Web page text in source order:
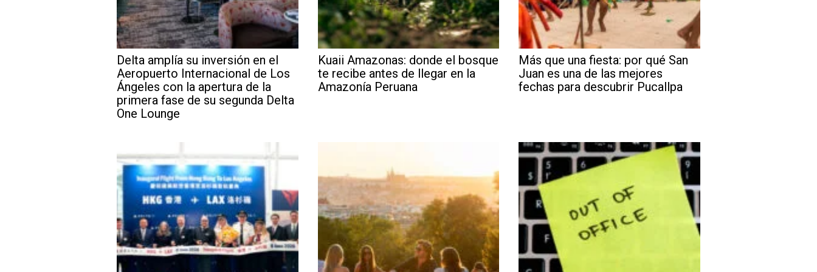
Delta amplía su inversión en el
Aeropuerto Internacional de Los
Ángeles con la apertura de la
primera fase de su segunda Delta
One Lounge
Kuaii Amazonas: donde el bosque
te recibe antes de llegar en la
Amazonía Peruana
Más que una fiesta: por qué San
Juan es una de las mejores
fechas para descubrir Pucallpa